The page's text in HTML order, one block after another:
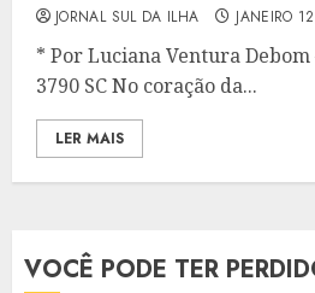
JORNAL SUL DA ILHA JANEIRO
* Por Luciana Ventura
3790 SC No coração da...
LER MAIS
VOCÊ PODE TER